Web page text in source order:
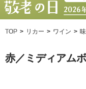
TOP リカー ワイン
赤／ミディアム